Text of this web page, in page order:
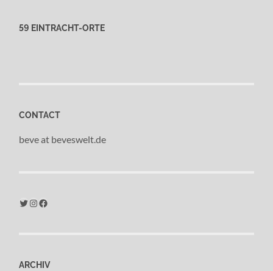
59 EINTRACHT-ORTE
CONTACT
beve at beveswelt.de
Twitter Instagram Facebook
ARCHIV